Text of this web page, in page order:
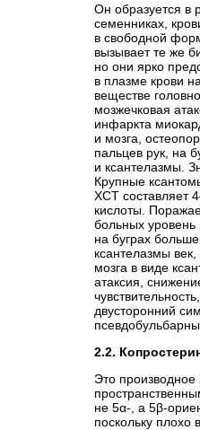
Он образуется в
семенниках,
в свободной
вызывает те же
но они ярко
в плазме крови
веществе
мозжечковая
инфаркта
и мозга,
пальцев рук, на
и ксантелазмы.
Крупные
ХСТ составляет
кислоты.
больных уровень
на буграх
ксантелазмы
мозга в виде
атаксия,
двусторонний
2.2.
Это
не 5α-, а 5β-
поскольку плохо